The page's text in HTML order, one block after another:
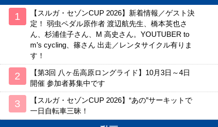
【スルガ・セゾンCUP 2026】新着情報／ゲスト決
定！ 弱虫ペダル原作者 渡辺航先生、橋本英也さ
ん、杉浦佳子さん、M 高史さん。YOUTUBER to
m’s cycling、篠さん 出走／レンタサイクル有りま
す！
【第3回 八ヶ岳高原ロングライド】10月3日～4日
開催 参加者募集中です
【スルガ・セゾンCUP 2026】“あの”サーキットで
一日自転車三昧！